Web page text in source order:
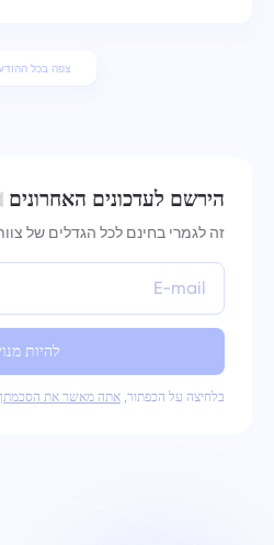
צפה בכל
הירשם לעדכונים האחרונים
זה לגמרי בחינם לכל הגדלים של
להיות
בלחיצה על הכפתור,אתה מאשר את הסכמתך